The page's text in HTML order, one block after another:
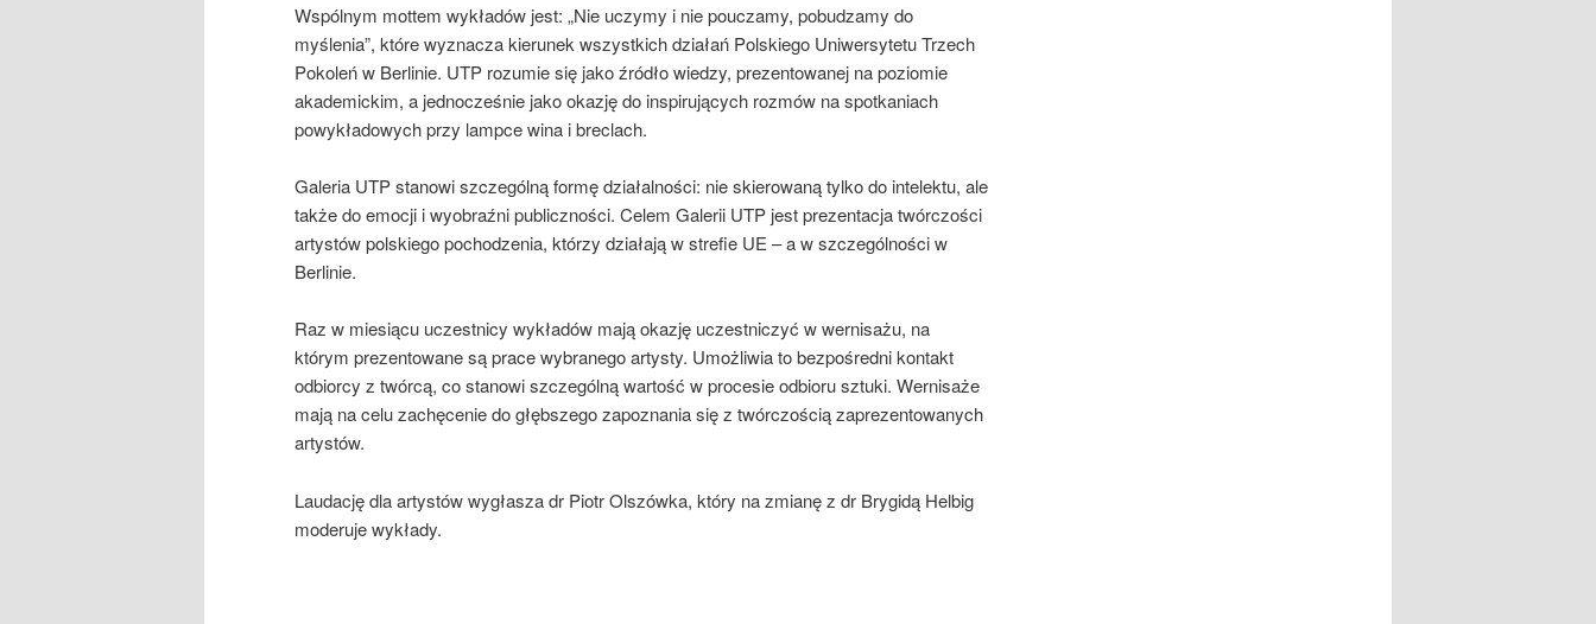
Wspólnym mottem wykładów jest: „Nie uczymy i nie pouczamy, pobudzamy do
myślenia”, które wyznacza kierunek wszystkich działań Polskiego Uniwersytetu Trzech
Pokoleń w Berlinie. UTP rozumie się jako źródło wiedzy, prezentowanej na poziomie
akademickim, a jednocześnie jako okazję do inspirujących rozmów na spotkaniach
powykładowych przy lampce wina i breclach.
Galeria UTP stanowi szczególną formę działalności: nie skierowaną tylko do intelektu, ale
także do emocji i wyobraźni publiczności. Celem Galerii UTP jest prezentacja twórczości
artystów polskiego pochodzenia, którzy działają w strefie UE – a w szczególności w
Berlinie.
Raz w miesiącu uczestnicy wykładów mają okazję uczestniczyć w wernisażu, na
którym prezentowane są prace wybranego artysty. Umożliwia to bezpośredni kontakt
odbiorcy z twórcą, co stanowi szczególną wartość w procesie odbioru sztuki. Wernisaże
mają na celu zachęcenie do głębszego zapoznania się z twórczością zaprezentowanych
artystów.
Laudację dla artystów wygłasza dr Piotr Olszówka, który na zmianę z dr Brygidą Helbig
moderuje wykłady.